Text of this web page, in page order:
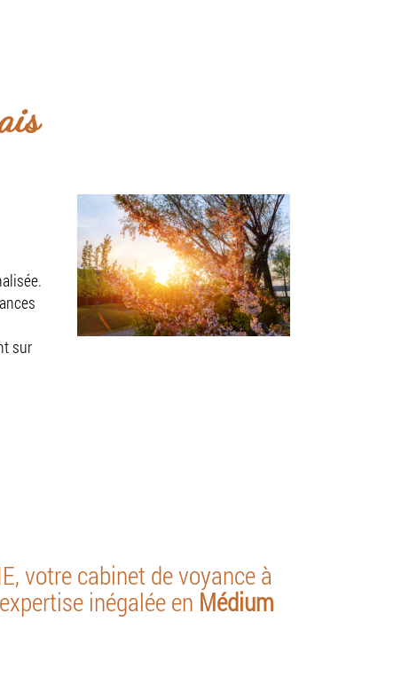
sur
votre cabinet de voyance à
inégalée en Médium